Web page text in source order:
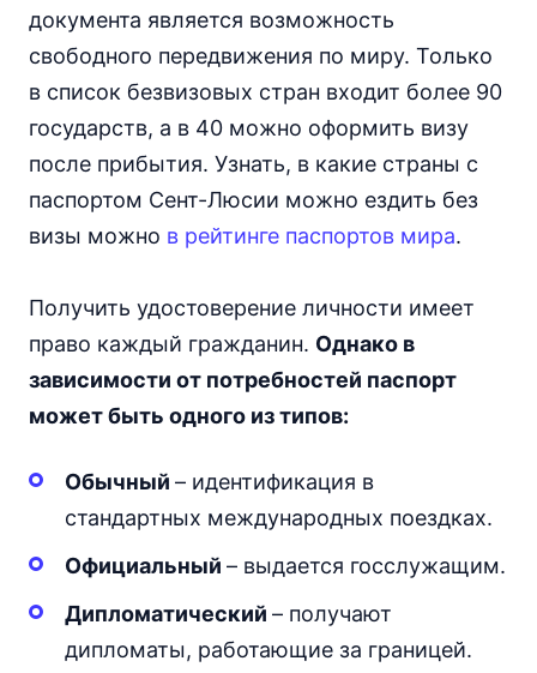
документа является возможность
свободного передвижения по миру. Только
в список безвизовых стран входит более 90
государств, а в 40 можно оформить визу
после прибытия. Узнать, в какие страны с
паспортом Сент-Люсии можно ездить без
визы можно в рейтинге паспортов мира.
Получить удостоверение личности имеет
право каждый гражданин. Однако в
зависимости от потребностей паспорт
может быть одного из типов:
Обычный – идентификация в
стандартных международных поездках.
Официальный – выдается госслужащим.
Дипломатический – получают
дипломаты, работающие за границей.